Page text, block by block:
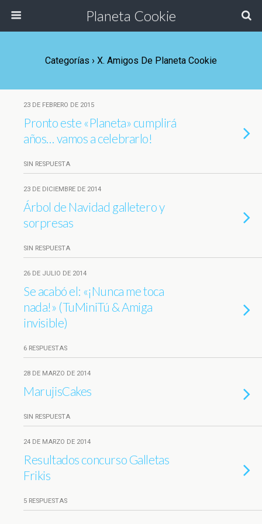
Planeta Cookie
Categorías › X. Amigos De Planeta Cookie
23 DE FEBRERO DE 2015
Pronto este «Planeta» cumplirá
años… vamos a celebrarlo!
SIN RESPUESTA
23 DE DICIEMBRE DE 2014
Árbol de Navidad galletero y
sorpresas
SIN RESPUESTA
26 DE JULIO DE 2014
Se acabó el: «¡Nunca me toca
nada!» (TuMiniTú & Amiga
invisible)
6 RESPUESTAS
28 DE MARZO DE 2014
MarujisCakes
SIN RESPUESTA
24 DE MARZO DE 2014
Resultados concurso Galletas
Frikis
5 RESPUESTAS